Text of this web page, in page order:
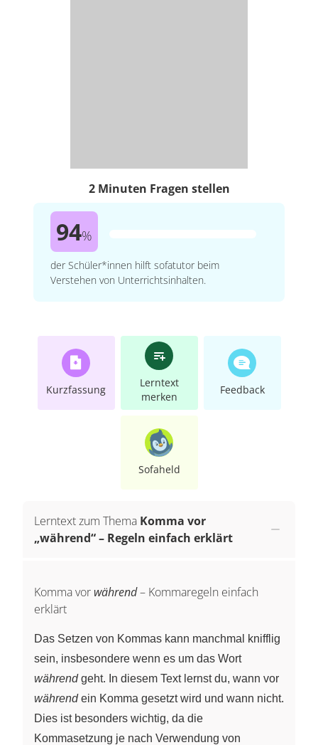
2 Minuten Fragen stellen
94%
der Schüler*innen hilft sofatutor beim
Verstehen von Unterrichtsinhalten.
Kurzfassung
Lerntext
merken
Feedback
Sofaheld
Lerntext zum Thema Komma vor
„während“ – Regeln einfach erklärt
Komma vor während– Kommaregeln einfach
erklärt
Das Setzen von Kommas kann manchmal knifflig
sein, insbesondere wenn es um das Wort
währendgeht. In diesem Text lernst du, wann vor
währendein Komma gesetzt wird und wann nicht.
Dies ist besonders wichtig, da die
Kommasetzung je nach Verwendung von